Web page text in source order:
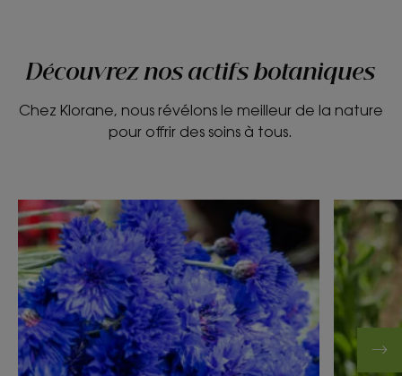
Découvrez nos actifs botaniques
Chez Klorane, nous révélons le meilleur de la nature
pour offrir des soins à tous.